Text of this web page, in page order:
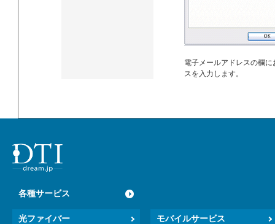
電子メールアドレスの欄に
スを入力します。
各種サービス
光ファイバー モバイルサービス